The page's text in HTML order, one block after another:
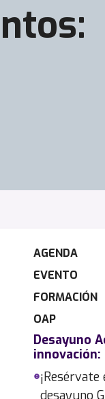
AGENDA
EVENTO
FORMACIÓN
OAP
Desayuno
desayuno